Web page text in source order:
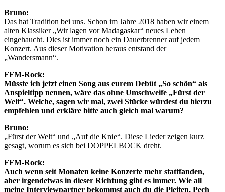
Bruno:
Das hat Tradition bei uns. Schon im Jahre 2018 haben wir einem
alten Klassiker „Wir lagen vor Madagaskar“ neues Leben
eingehaucht. Dies ist immer noch ein Dauerbrenner auf jedem
Konzert. Aus dieser Motivation heraus entstand der
„Wandersmann“.
FFM-Rock:
Müsste ich jetzt einen Song aus eurem Debüt „So schön“ als
Anspieltipp nennen, wäre das ohne Umschweife „Fürst der
Welt“. Welche, sagen wir mal, zwei Stücke würdest du hierzu
empfehlen und erkläre bitte auch gleich mal warum?
Bruno:
„Fürst der Welt“ und „Auf die Knie“. Diese Lieder zeigen kurz
gesagt, worum es sich bei DOPPELBOCK dreht.
FFM-Rock:
Auch wenn seit Monaten keine Konzerte mehr stattfanden,
aber irgendetwas in dieser Richtung gibt es immer. Wie all
meine Interviewpartner bekommst auch du die Pleiten, Pech